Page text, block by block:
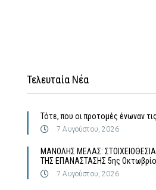
Τελευταία Νέα
Τότε, που οι προτομές ένωναν
7 Αυγούστου, 2026
MΑΝΟΛΗΣ ΜΕΛΑΣ:
ΤΗΣ ΕΠΑΝΑΣΤΑΣΗΣ 5ης
7 Αυγούστου, 2026